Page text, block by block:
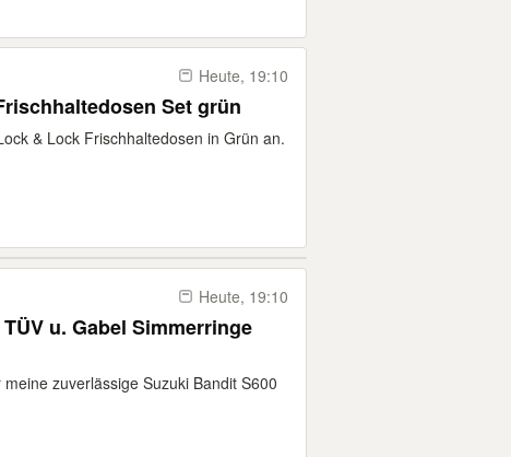
Heute, 19:10
Set grün
& Lock Frischhaltedosen in Grün an.
Heute, 19:10
zuverlässige Suzuki Bandit S600